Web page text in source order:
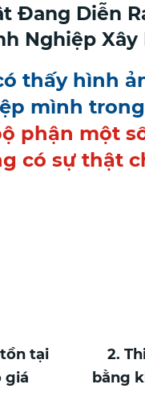
Đang Diễn
Nghiệp Xây
thấy hình
mình
phận một
có sự thật
tồn tại
giá
2.
bằng